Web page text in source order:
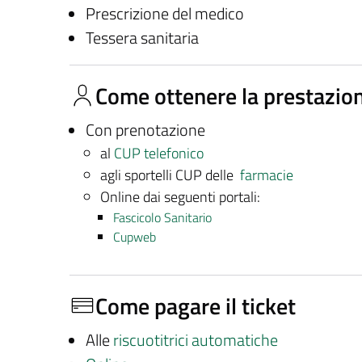
Prescrizione del medico
Tessera sanitaria
Come ottenere la
Con prenotazione
al CUP telefonico
agli sportelli CUP delle farmacie
Online dai seguenti portali:
Fascicolo Sanitario
Cupweb
Come pagare il ticket
Alleriscuotitrici automatiche